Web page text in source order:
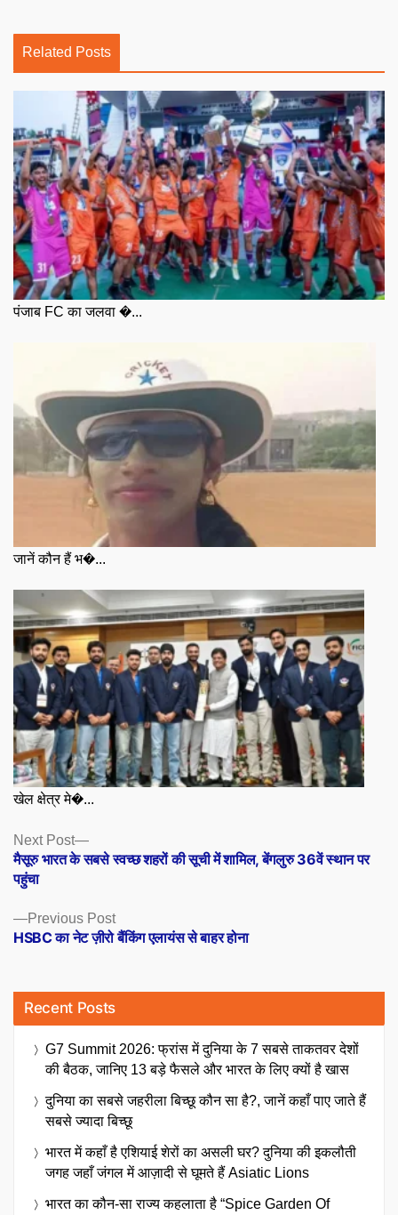
Related Posts
पंजाब FC का जलवा �...
जानें कौन हैं भ�...
खेल क्षेत्र मे�...
Posts
navigation
Previous PostPrevious
post:
HSBC का नेट ज़ीरो बैंकिंग एलायंस से बाहर होना
Next Post
Next
post:
मैसूरु भारत के सबसे स्वच्छ शहरों की सूची में शामिल, बेंगलुरु 36वें स्थान पर
पहुंचा
Recent Posts
G7 Summit 2026: फ्रांस में दुनिया के 7 सबसे ताकतवर देशों
की बैठक, जानिए 13 बड़े फैसले और भारत के लिए क्यों है खास
दुनिया का सबसे जहरीला बिच्छू कौन सा है?, जानें कहाँ पाए जाते हैं
सबसे ज्यादा बिच्छू
भारत में कहाँ है एशियाई शेरों का असली घर? दुनिया की इकलौती
जगह जहाँ जंगल में आज़ादी से घूमते हैं Asiatic Lions
भारत का कौन-सा राज्य कहलाता है “Spice Garden Of